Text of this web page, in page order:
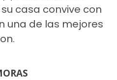
casa convive con
una de las mejores